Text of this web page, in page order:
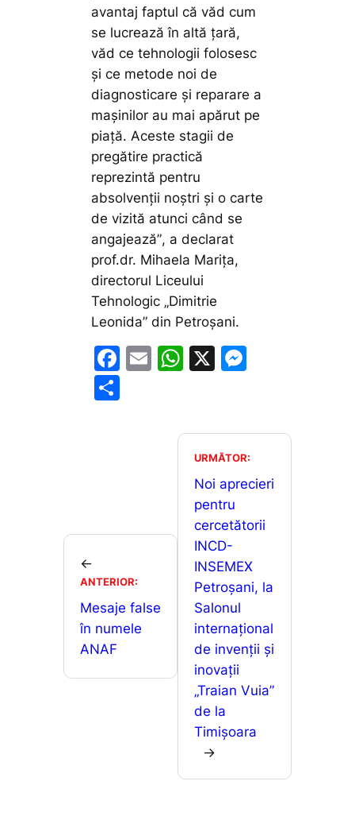
avantaj faptul că văd cum
se lucrează în altă țară,
văd ce tehnologii folosesc
și ce metode noi de
diagnosticare și reparare a
mașinilor au mai apărut pe
piață. Aceste stagii de
pregătire practică
reprezintă pentru
absolvenții noștri și o carte
de vizită atunci când se
angajează”, a declarat
prof.dr. Mihaela Marița,
directorul Liceului
Tehnologic „Dimitrie
Leonida” din Petroșani.
F
k
E
W
s
A
p
p
X
s
e
n
er
ă
←
ANTERIOR:
Mesaje false
în numele
ANAF
URMĂTOR:
Noi aprecieri
pentru
cercetătorii
INCD-
INSEMEX
Petroșani, la
Salonul
internațional
de invenții și
inovații
„Traian Vuia”
de la
Timișoara
→